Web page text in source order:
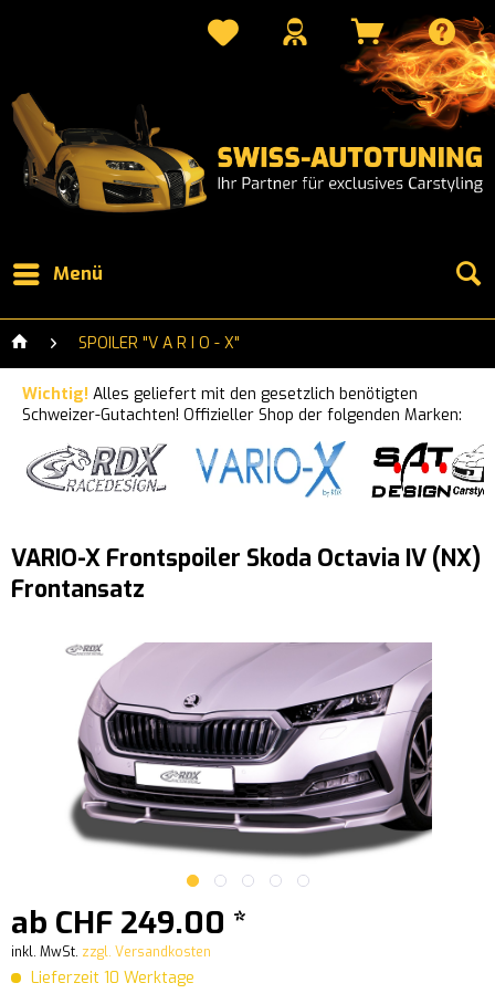
Menü
SPOILER "V A R I O - X"
Wichtig! Alles geliefert mit den gesetzlich benötigten
Schweizer-Gutachten! Offizieller Shop der folgenden Marken:
VARIO-X Frontspoiler Skoda Octavia IV (NX)
Frontansatz
ab CHF 249.00 *
inkl. MwSt. zzgl. Versandkosten
Lieferzeit 10 Werktage